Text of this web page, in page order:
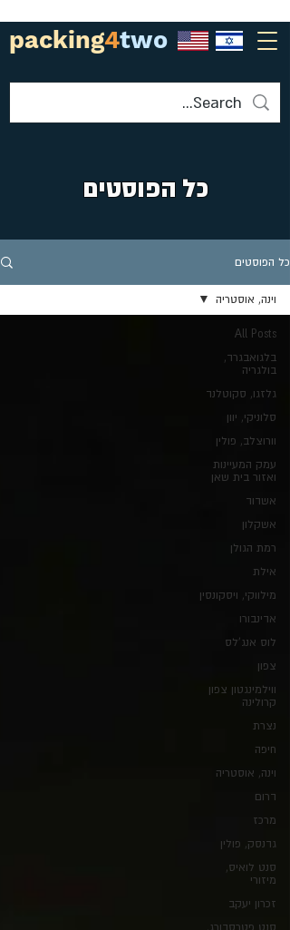
packing4two
כל הפוסטים
כל הפוסטים
All Posts
בלגואבגרד,
בולגריה
גלזגו, סקוטלנד
סלוניקי, יוון
וורוצלב, פולין
עמק המעיינות
ואזור בית שאן
אשדוד
אשקלון
רמת הגולן
אילת
מילווקי, ויסקונסין
אדינבורו
לוס אנג'לס
צפון
ווילמינגטון צפון
קרולינה
נצרת
חיפה
וינה, אוסטריה
דרום
מרכז
גדנסק, פולין
סנט לואיס,
מיזורי
זכרון יעקב
סנט פטרסבורג,
וינה, אוסטריה